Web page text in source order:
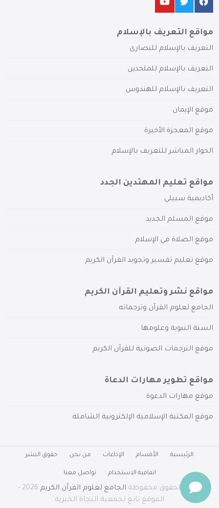
مواقع التعريف بالإسلام
التعريف بالإسلام للنصارى
التعريف بالإسلام للملحدين
التعريف بالإسلام للهندوس
موقع الإيمان
موقع المعجزة الأخيرة
الحوار المباشر للتعريف بالإسلام
مواقع تعليم المهتدين الجدد
أكاديمية سبيلي
موقع المسلم الجديد
موقع الصلاة في الإسلام
موقع تعليم تفسير وتجويد القرآن الكريم
مواقع نشر وتعليم القرآن الكريم
الجامع لعلوم القرآن وترجماته
السنة النبوية وعلومها
موقع الترجمات الصوتية للقرآن الكريم
مواقع تطوير مهارات الدعاة
موقع مهارات الدعوة
موقع المكتبة الإسلامية الإلكترونية الشاملة
الرئيسية الأقسام الإذاعات من نحن حقوق النشر
اتفاقية الاستخدام تواصل معنا
جميع الحقوق محفوظة الجامع لعلوم القرآن الكريم
2026 -
الموقع تابع لجمعية النجاة الخيرية